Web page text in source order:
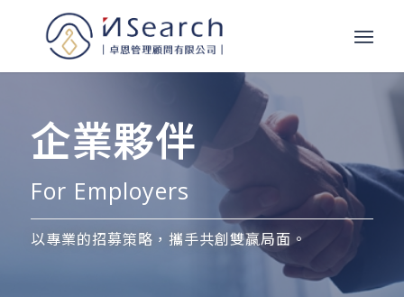
企業夥伴
For Employers
以專業的招募策略，攜手共創雙贏局面。